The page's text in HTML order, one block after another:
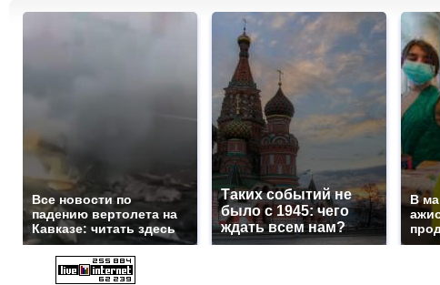
Все новости по
падению вертолета на
Кавказе: читать здесь
Таких событий не
было с 1945: чего
ждать всем нам?
В